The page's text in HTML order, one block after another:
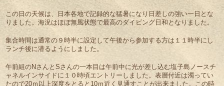
この日の天候は、日本各地で記録的な猛暑になり日差しの強い一日とな
りました。海況はほぼ無風状態で最高のダイビング日和となりました。
集合時間は通常の９時半に設定して午後から参加する方は１１時半にし
ランチ後に潜るようにしました。
午前組のNさんとSさんの一本目は午前中に光が差し込む塩子島ノースチ
ャネルインサイドに１０時頃エントリーしました。表層付近は濁ってい
たので20ｍ以上深度をとると10ｍ近く見通すことが出来ました。この時